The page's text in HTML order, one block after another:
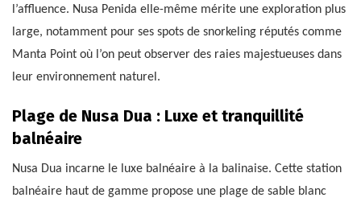
l’affluence. Nusa Penida elle-même mérite une exploration plus
large, notamment pour ses spots de snorkeling réputés comme
Manta Point où l’on peut observer des raies majestueuses dans
leur environnement naturel.
Plage de Nusa Dua : Luxe et tranquillité
balnéaire
Nusa Dua incarne le luxe balnéaire à la balinaise. Cette station
balnéaire haut de gamme propose une plage de sable blanc